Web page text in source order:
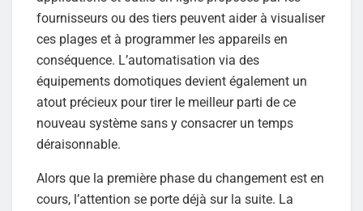
fournisseurs ou des tiers peuvent aider à visualiser
ces plages et à programmer les appareils en
conséquence. L’automatisation via des
équipements domotiques devient également un
atout précieux pour tirer le meilleur parti de ce
nouveau système sans y consacrer un temps
déraisonnable.
Alors que la première phase du changement est en
cours, l’attention se porte déjà sur la suite. La